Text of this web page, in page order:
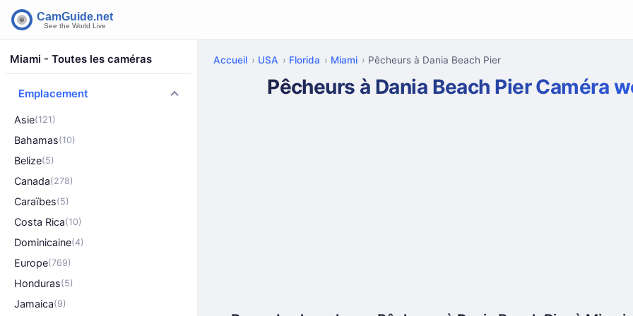
Miami - Toutes les caméras
Emplacement
Asie(121)
Bahamas(10)
Belize(5)
Canada(278)
Caraïbes(5)
Costa Rica(10)
Dominicaine(4)
Europe(769)
Honduras(5)
Jamaica(9)
Accueil USA Florida Miami Pêcheurs à Dania Beach Pier
Pêcheurs à Dania Beach Pier Caméra